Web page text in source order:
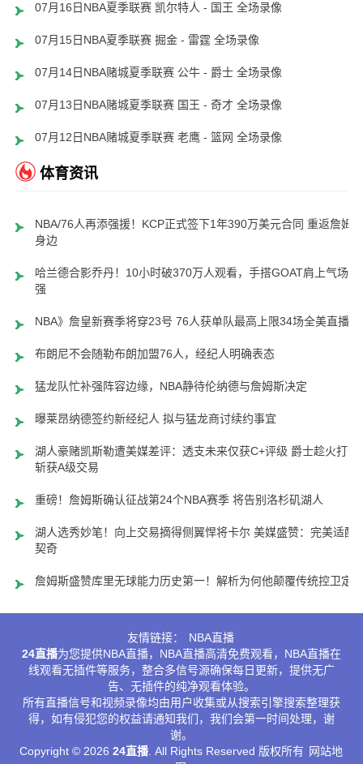
07月16日NBA夏季联赛 凯尔特人 - 国王 全场录像
07月15日NBA夏季联赛 掘金 - 雷霆 全场录像
07月14日NBA赌城夏季联赛 公牛 - 爵士 全场录像
07月13日NBA赌城夏季联赛 国王 - 奇才 全场录像
07月12日NBA赌城夏季联赛 老鹰 - 篮网 全场录像
体育资讯
NBA/76人再添强援！KCP正式签下1年390万美元合同 重返詹姆斯
身边
哈兰德合影乔丹！10小时破370万人观看，手搭GOAT肩上气场超
强
NBA》詹皇新赛季将穿23号 76人获单队最高上限34场全美直播
布朗尼不会随勒布朗加盟76人，经纪人明确表态
猛龙队忙补强阵容边缘，NBA静待伦纳德与詹姆斯决定
曝莱昂纳德签约新经纪人 拟与猛龙商讨续约事宜
湖人豪赌凯斯勒遭美媒差评：透支未来仅获C+评级 爵士趁火打劫
斩获A级交易
重磅！詹姆斯确认征战第24个NBA赛季 将告别洛杉矶湖人
湖人选秀妙笔！向上交易摘得侧翼悍将卡尔 美媒盛赞：完美适配
契奇
詹姆斯盛赞库里无球能力历史第一！解析为何他颠覆传统控卫定义
友情链接：
NBA直播
24直播为您提供NBA直播，NBA直播高清免费观看，NBA直播在
线观看无插件等服务，整合多信号源确保每日更新，提供无广
告、无插件的纯净观看体验。
所有直播信号和视频录像均由用户收集或从搜索引擎搜索整理获
得，如有侵犯您的权益请通知我们，我们会第一时间处理，谢
谢。
Copyright © 202624直播 . All Rights Reserved 版权所有 网站地